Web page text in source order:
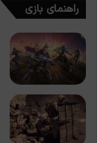
راهنمای بازی